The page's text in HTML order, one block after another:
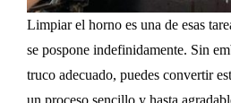
Limpiar el horno es una de esas
se pospone indefinidamente. Sin
truco adecuado, puedes convertir
un proceso sencillo y hasta